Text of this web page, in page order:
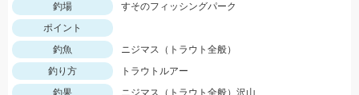
釣場
すそのフィッシングパーク
ポイント
釣魚
ニジマス（トラウト全般）
釣り方
トラウトルアー
釣果
ニジマス（トラウト全般）沢山